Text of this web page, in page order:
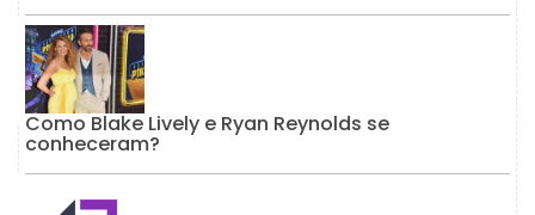
Como Blake Lively e Ryan Reynolds se
conheceram?